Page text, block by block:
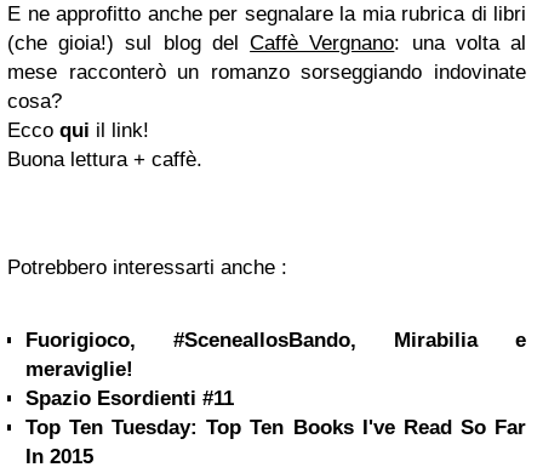
E ne approfitto anche per segnalare la mia rubrica di libri
(che gioia!) sul blog delCaffè Vergnano: una volta al
mese racconterò un romanzo sorseggiando indovinate
cosa?
Ecco qui il link!
Buona lettura + caffè.
Potrebbero interessarti anche :
Fuorigioco, #SceneallosBando, Mirabilia e
meraviglie!
Spazio Esordienti #11
Top Ten Tuesday: Top Ten Books I've Read So Far
In 2015